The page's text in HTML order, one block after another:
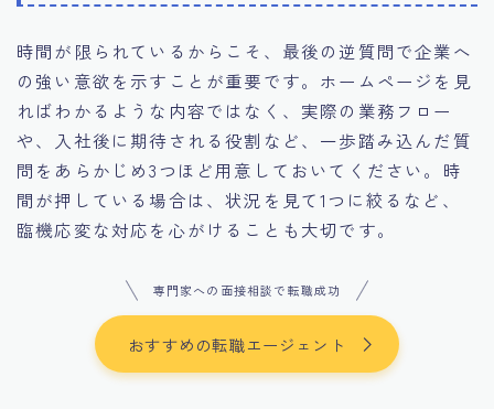
時間が限られているからこそ、最後の逆質問で企業へ
の強い意欲を示すことが重要です。ホームページを見
ればわかるような内容ではなく、実際の業務フロー
や、入社後に期待される役割など、一歩踏み込んだ質
問をあらかじめ3つほど用意しておいてください。時
間が押している場合は、状況を見て1つに絞るなど、
臨機応変な対応を心がけることも大切です。
専門家への面接相談で転職成功
おすすめの転職エージェント